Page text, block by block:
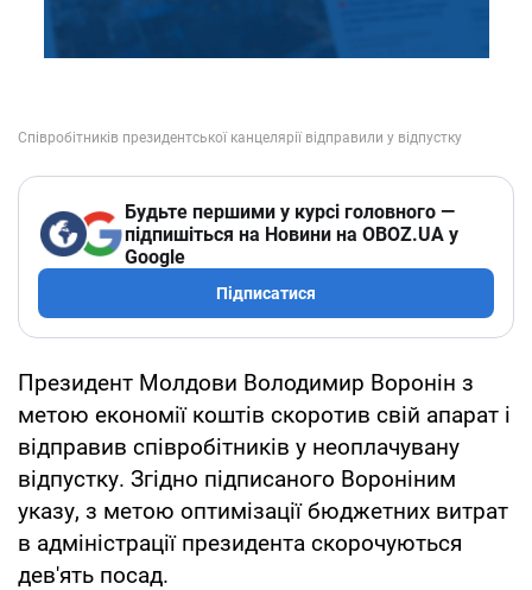
Будьте першими у курсі головного —
підпишіться на Новини на OBOZ.UA у
Google
Підписатися
Президент Молдови Володимир Воронін з
метою економії коштів скоротив свій апарат і
відправив співробітників у неоплачувану
відпустку. Згідно підписаного Вороніним
указу, з метою оптимізації бюджетних витрат
в адміністрації президента скорочуються
дев'ять посад.